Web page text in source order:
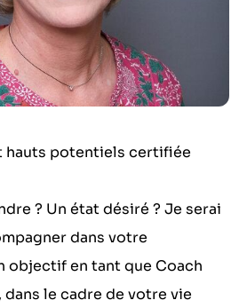
hauts potentiels certifiée
? Un état désiré ? Je serai
dans votre
objectif en tant que Coach
dans le cadre de votre vie